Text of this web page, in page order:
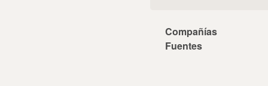
Compañías
Fuentes